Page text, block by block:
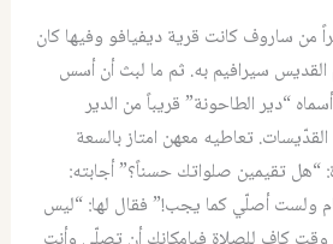
من ساروف كانت قرية ديفيافو وفيها كان
القديس سيرافيم به. ثم ما لبث أن أسس
“دير الطاحونة” قريباً من الدير
. تعاطيه معهن امتاز بالسعة
: “هل تقيمين صلواتك حسناً؟” أجابته:
ولست أصلّي كما يجب!”فقال لها: “ليس